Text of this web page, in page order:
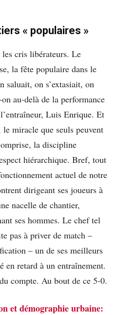
« populaires »
cris libérateurs. Le
la fête populaire dans le
saluait, on s’extasiait, on
au-delà de la performance
Luis Enrique. Et
miracle que seuls peuvent
la discipline
hiérarchique. Bref, tout
actuel de notre
dirigeant ses joueurs à
nacelle de chantier,
ses hommes. Le chef tel
pas à priver de match –
– un de ses meilleurs
en retard à un entraînement.
compte. Au bout de ce 5-0.
et démographie urbaine: